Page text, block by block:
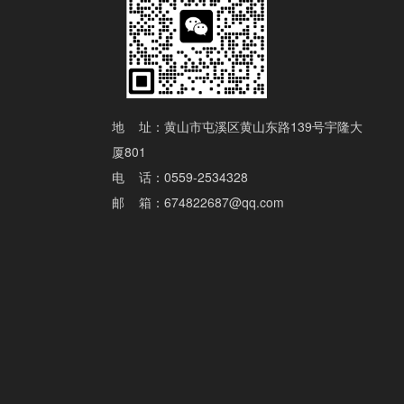
地 址：黄山市屯溪区黄山东路139号宇隆大
厦801
电 话：0559-2534328
邮 箱：674822687@qq.com